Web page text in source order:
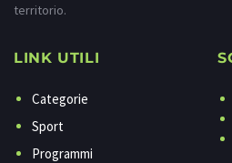
territorio.
LINK UTILI
Categorie
Sport
Programmi